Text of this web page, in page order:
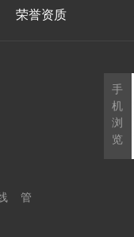
荣誉资质
手
机
浏
览
管